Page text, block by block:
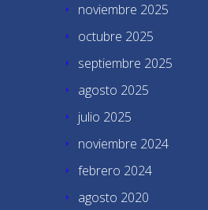
noviembre 2025
octubre 2025
septiembre 2025
agosto 2025
julio 2025
noviembre 2024
febrero 2024
agosto 2020